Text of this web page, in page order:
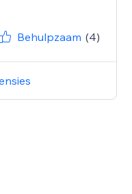
Behulpzaam (4)